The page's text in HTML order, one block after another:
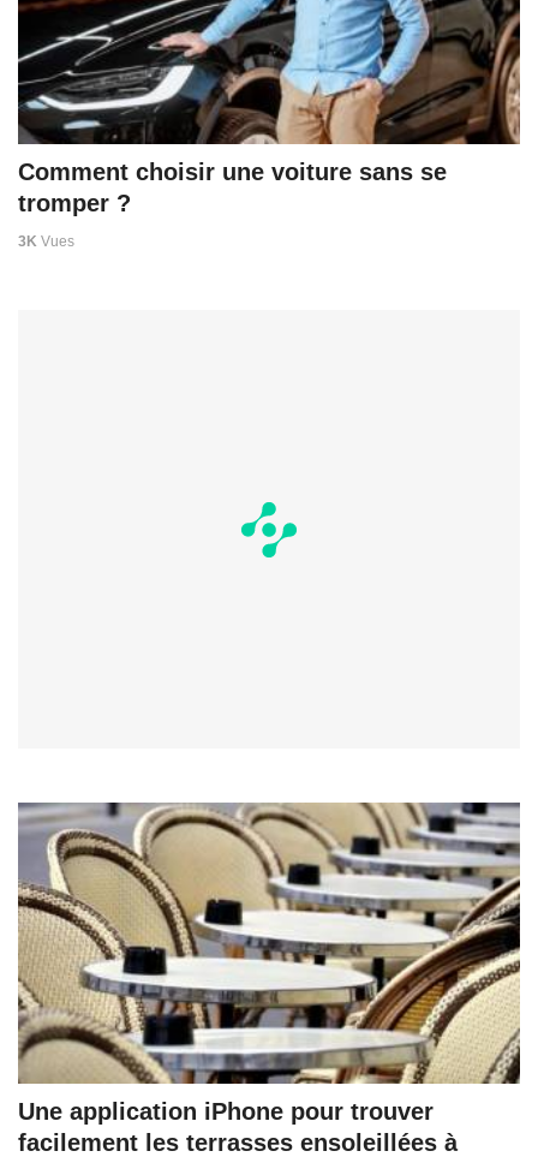
Comment choisir une voiture sans se
tromper ?
3K Vues
Une application iPhone pour trouver
facilement les terrasses ensoleillées à